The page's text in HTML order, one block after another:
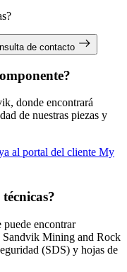
de contacto
donde encontrará
de nuestras piezas y
al portal del cliente My
puede encontrar
Sandvik Mining and Rock
(SDS) y hojas de